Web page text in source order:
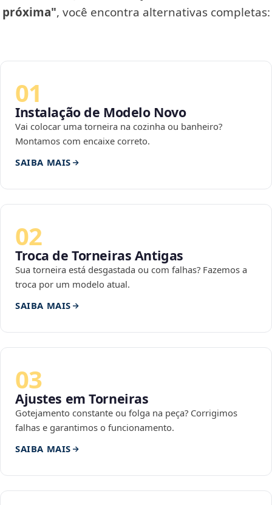
próxima", você encontra alternativas completas:
01
Instalação de Modelo Novo
Vai colocar uma torneira na cozinha ou banheiro?
Montamos com encaixe correto.
SAIBA MAIS
02
Troca de Torneiras Antigas
Sua torneira está desgastada ou com falhas? Fazemos a
troca por um modelo atual.
SAIBA MAIS
03
Ajustes em Torneiras
Gotejamento constante ou folga na peça? Corrigimos
falhas e garantimos o funcionamento.
SAIBA MAIS